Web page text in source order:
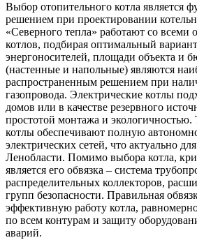
Выбор отопительного котла является
решением при проектировании
«Северного тепла» работают со
котлов, подбирая оптимальный
энергоносителей, площади объекта и
(настенные и напольные) являются
распространенным решением при
газопровода. Электрические котлы
домов или в качестве резервного
простотой монтажа и
котлы обеспечивают полную
электрических сетей, что актуально
Ленобласти. Помимо выбора котла,
является его обвязка – система
распределительных коллекторов,
групп безопасности. Правильная
эффективную работу котла,
по всем контурам и защиту
аварий.